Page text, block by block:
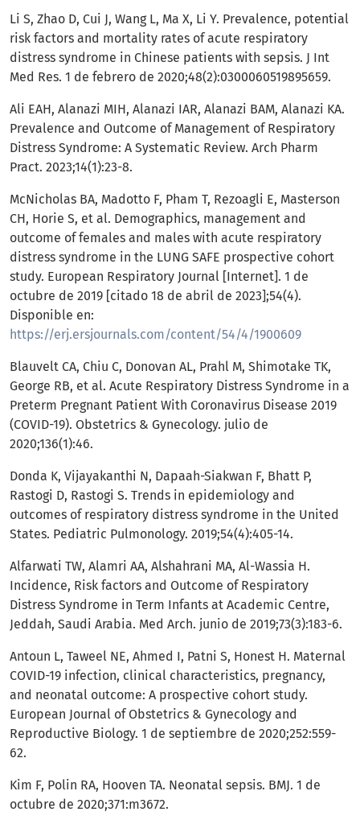
Li S, Zhao D, Cui J, Wang L, Ma X, Li Y. Prevalence, potential
risk factors and mortality rates of acute respiratory
distress syndrome in Chinese patients with sepsis. J Int
Med Res. 1 de febrero de 2020;48(2):0300060519895659.
Ali EAH, Alanazi MIH, Alanazi IAR, Alanazi BAM, Alanazi KA.
Prevalence and Outcome of Management of Respiratory
Distress Syndrome: A Systematic Review. Arch Pharm
Pract. 2023;14(1):23-8.
McNicholas BA, Madotto F, Pham T, Rezoagli E, Masterson
CH, Horie S, et al. Demographics, management and
outcome of females and males with acute respiratory
distress syndrome in the LUNG SAFE prospective cohort
study. European Respiratory Journal [Internet]. 1 de
octubre de 2019 [citado 18 de abril de 2023];54(4).
Disponible en:
https://erj.ersjournals.com/content/54/4/1900609
Blauvelt CA, Chiu C, Donovan AL, Prahl M, Shimotake TK,
George RB, et al. Acute Respiratory Distress Syndrome in a
Preterm Pregnant Patient With Coronavirus Disease 2019
(COVID-19). Obstetrics & Gynecology. julio de
2020;136(1):46.
Donda K, Vijayakanthi N, Dapaah-Siakwan F, Bhatt P,
Rastogi D, Rastogi S. Trends in epidemiology and
outcomes of respiratory distress syndrome in the United
States. Pediatric Pulmonology. 2019;54(4):405-14.
Alfarwati TW, Alamri AA, Alshahrani MA, Al-Wassia H.
Incidence, Risk factors and Outcome of Respiratory
Distress Syndrome in Term Infants at Academic Centre,
Jeddah, Saudi Arabia. Med Arch. junio de 2019;73(3):183-6.
Antoun L, Taweel NE, Ahmed I, Patni S, Honest H. Maternal
COVID-19 infection, clinical characteristics, pregnancy,
and neonatal outcome: A prospective cohort study.
European Journal of Obstetrics & Gynecology and
Reproductive Biology. 1 de septiembre de 2020;252:559-
62.
Kim F, Polin RA, Hooven TA. Neonatal sepsis. BMJ. 1 de
octubre de 2020;371:m3672.